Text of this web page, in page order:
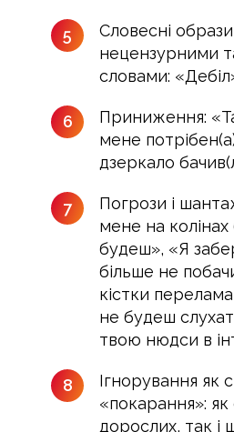
5
Словесні
нецензурними
словами:
6
Приниження:
мене
дзеркало
7
Погрози і
мене на колінах
будеш», «Я
більше не
кістки
не будеш
твою нюдси в
8
Ігнорування як
«покарання»:
дорослих, так і